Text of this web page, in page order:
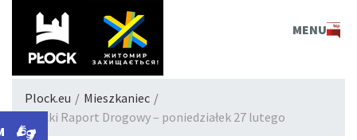
MENU
Plock.eu / Mieszkaniec /
Płocki Raport Drogowy – poniedziałek 27 lutego